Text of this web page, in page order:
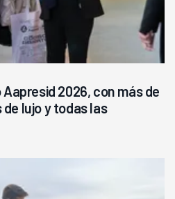
2026, con más de
lujo y todas las